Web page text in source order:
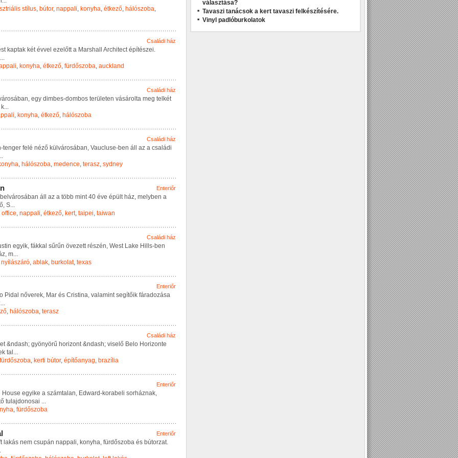
stílus, bútor, nappali, konyha, étkező, hálószoba,
Családi ház
st kaptak két évve eze őtt a Marsha Architect építészei.
...
, konyha, étkező, fürdőszoba, auckland
Családi ház
árosában, egy dimbes-dombos terü eten vásáro ta meg te két
k...
, konyha, étkező, hálószoba
Családi ház
-tenger fe é néző kü városában, Vauc use-ben á az a csa ádi
, hálószoba, medence, terasz, sydney
Enteriőr
n
be városában á az a több mint 40 éve épü t ház, me yben a
ő, S...
, nappali, étkező, kert, taipei, taiwan
Családi ház
stin egyi k, fákka sűrűn övezett részén, West Lake Hi s-ben
z, m...
nyílászáró, ablak, burkolat, texas
Enteriőr
o Pida nővere k, Mar és Cristina, va amint segítői k fáradozása
...
, hálószoba, terasz
Családi ház
et &ndash; gyönyörű horizont &ndash; vise ő Be o Horizonte
k ta ...
fürdőszoba, kerti bútor, építőanyag, brazília
Enteriőr
House egyi ke a számta an, Edward-korabe i sorháznak,
ő tu ajdonosai ...
, fürdőszoba
Enteriőr
l
t akás nem csupán nappa i, konyha, fürdőszoba és bútorzat.
választása?
Tavaszi tanácsok a kert tavaszi felkészítésére.
Vinyl padlóburkolatok